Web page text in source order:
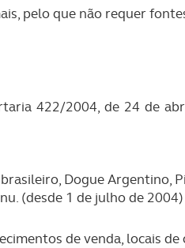
pelo que não requer
422/2004, de 24 de
Dogue Argentino,
(desde 1 de julho de 2004)
de venda, locais de